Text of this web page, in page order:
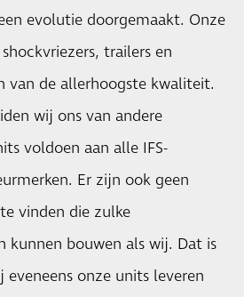
evolutie doorgemaakt. Onze
trailers en
van de allerhoogste kwaliteit.
wij ons van andere
voldoen aan alle IFS-
Er zijn ook geen
vinden die zulke
kunnen bouwen als wij. Dat is
onze units leveren